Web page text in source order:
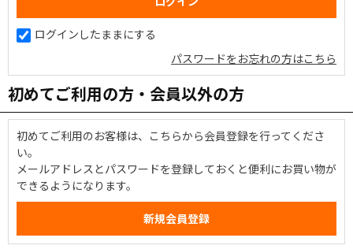
ログインしたままにする
パスワードをお忘れの方はこちら
初めてご利用の方・会員以外の方
初めてご利用のお客様は、こちらから会員登録を行ってくださ
い。
メールアドレスとパスワードを登録しておくと便利にお買い物が
できるようになります。